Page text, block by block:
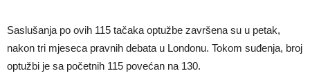
Saslušanja po ovih 115 tačaka optužbe završena su u petak,
nakon tri mjeseca pravnih debata u Londonu. Tokom suđenja, broj
optužbi je sa početnih 115 povećan na 130.